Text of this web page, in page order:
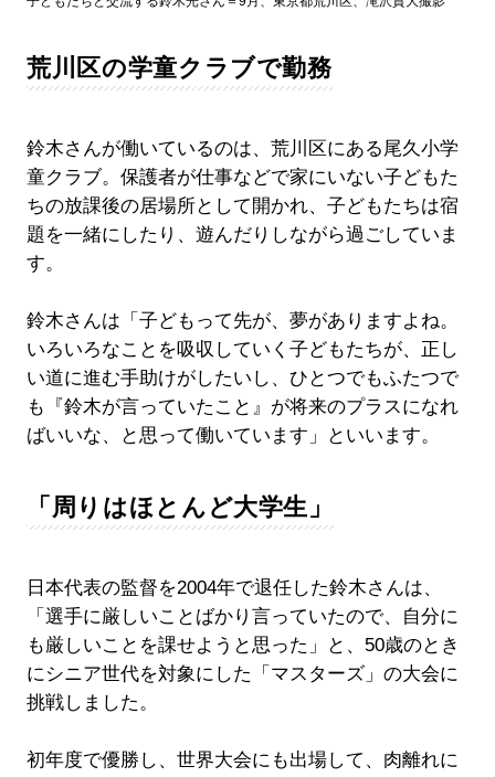
荒川区の学童クラブで勤務
鈴木さんが働いているのは、荒川区にある尾久小学
童クラブ。保護者が仕事などで家にいない子どもた
ちの放課後の居場所として開かれ、子どもたちは宿
題を一緒にしたり、遊んだりしながら過ごしていま
す。
鈴木さんは「子どもって先が、夢がありますよね。
いろいろなことを吸収していく子どもたちが、正し
い道に進む手助けがしたいし、ひとつでもふたつで
も『鈴木が言っていたこと』が将来のプラスになれ
ばいいな、と思って働いています」といいます。
「周りはほとんど大学生」
日本代表の監督を2004年で退任した鈴木さんは、
「選手に厳しいことばかり言っていたので、自分に
も厳しいことを課せようと思った」と、50歳のとき
にシニア世代を対象にした「マスターズ」の大会に
挑戦しました。
初年度で優勝し、世界大会にも出場して、肉離れに